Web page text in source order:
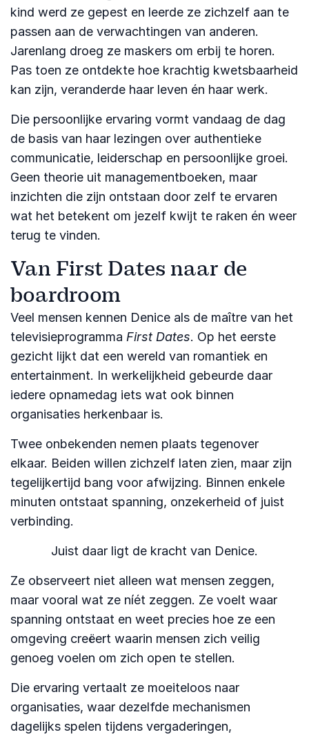
kind werd ze gepest en leerde ze zichzelf aan te
passen aan de verwachtingen van anderen.
Jarenlang droeg ze maskers om erbij te horen.
Pas toen ze ontdekte hoe krachtig kwetsbaarheid
kan zijn, veranderde haar leven én haar werk.
Die persoonlijke ervaring vormt vandaag de dag
de basis van haar lezingen over authentieke
communicatie, leiderschap en persoonlijke groei.
Geen theorie uit managementboeken, maar
inzichten die zijn ontstaan door zelf te ervaren
wat het betekent om jezelf kwijt te raken én weer
terug te vinden.
Van First Dates naar de
boardroom
Veel mensen kennen Denice als de maître van het
televisieprogramma First Dates. Op het eerste
gezicht lijkt dat een wereld van romantiek en
entertainment. In werkelijkheid gebeurde daar
iedere opnamedag iets wat ook binnen
organisaties herkenbaar is.
Twee onbekenden nemen plaats tegenover
elkaar. Beiden willen zichzelf laten zien, maar zijn
tegelijkertijd bang voor afwijzing. Binnen enkele
minuten ontstaat spanning, onzekerheid of juist
verbinding.
Juist daar ligt de kracht van Denice.
Ze observeert niet alleen wat mensen zeggen,
maar vooral wat ze níét zeggen. Ze voelt waar
spanning ontstaat en weet precies hoe ze een
omgeving creëert waarin mensen zich veilig
genoeg voelen om zich open te stellen.
Die ervaring vertaalt ze moeiteloos naar
organisaties, waar dezelfde mechanismen
dagelijks spelen tijdens vergaderingen,